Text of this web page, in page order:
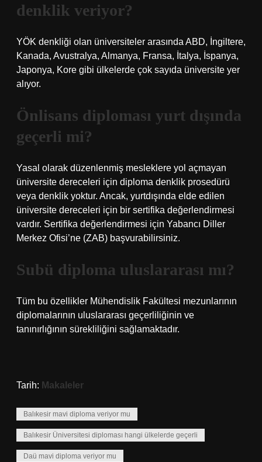
denklik veriyor?
YÖK denkliği olan üniversiteler arasında ABD, İngiltere,
Kanada, Avustralya, Almanya, Fransa, İtalya, İspanya,
Japonya, Kore gibi ülkelerde çok sayıda üniversite yer
alıyor.
Önlisans diploması yurt dışında
geçerli mi?
Yasal olarak düzenlenmiş mesleklere yol açmayan
üniversite dereceleri için diploma denklik prosedürü
veya denklik yoktur. Ancak, yurtdışında elde edilen
üniversite dereceleri için bir sertifika değerlendirmesi
vardır. Sertifika değerlendirmesi için Yabancı Diller
Merkez Ofisi’ne (ZAB) başvurabilirsiniz.
Subü diploma uluslararası mı?
Tüm bu özellikler Mühendislik Fakültesi mezunlarının
diplomalarının uluslararası geçerliliğinin ve
tanınırlığının sürekliliğini sağlamaktadır.
Tarih: Makaleler
Balıkesir mavi diploma veriyor mu
Balıkesir Üniversitesi diploması hangi ülkelerde geçerli
Daü mavi diploma veriyor mu